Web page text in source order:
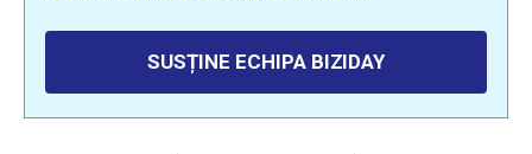
SUSȚINE ECHIPA BIZIDAY